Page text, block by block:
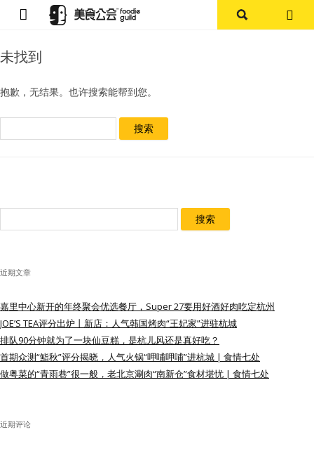
探店报告
水区
公会活动
未找到
抱歉，无结果。也许搜索能帮到您。
索：
索：
近期文章
嘉里中心新开的年终聚会优选餐厅，Super 27要用好酒好肉吃定杭州
JOE’S TEA评分出炉丨新店：人气韩国烤肉“王妃家”进驻杭城
排队90分钟就为了一块仙豆糕，是杭儿风还是真好吃？
首期众测“鮨秋”评分揭晓，人气火锅“呷哺呷哺”进杭城 | 食情七处
做粤菜的“青雨巷”很一般，老北京涮肉“南新仓”食材堪忧 | 食情七处
近期评论